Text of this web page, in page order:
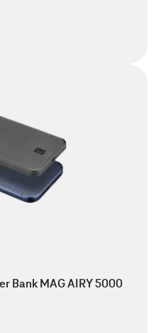
Bank MAG AIRY 5000